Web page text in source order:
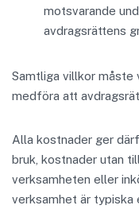
motsvarande
avdragsrättens
Samtliga villkor måste
medföra att
Alla kostnader ger
bruk, kostnader utan
verksamheten eller
verksamhet är typiska